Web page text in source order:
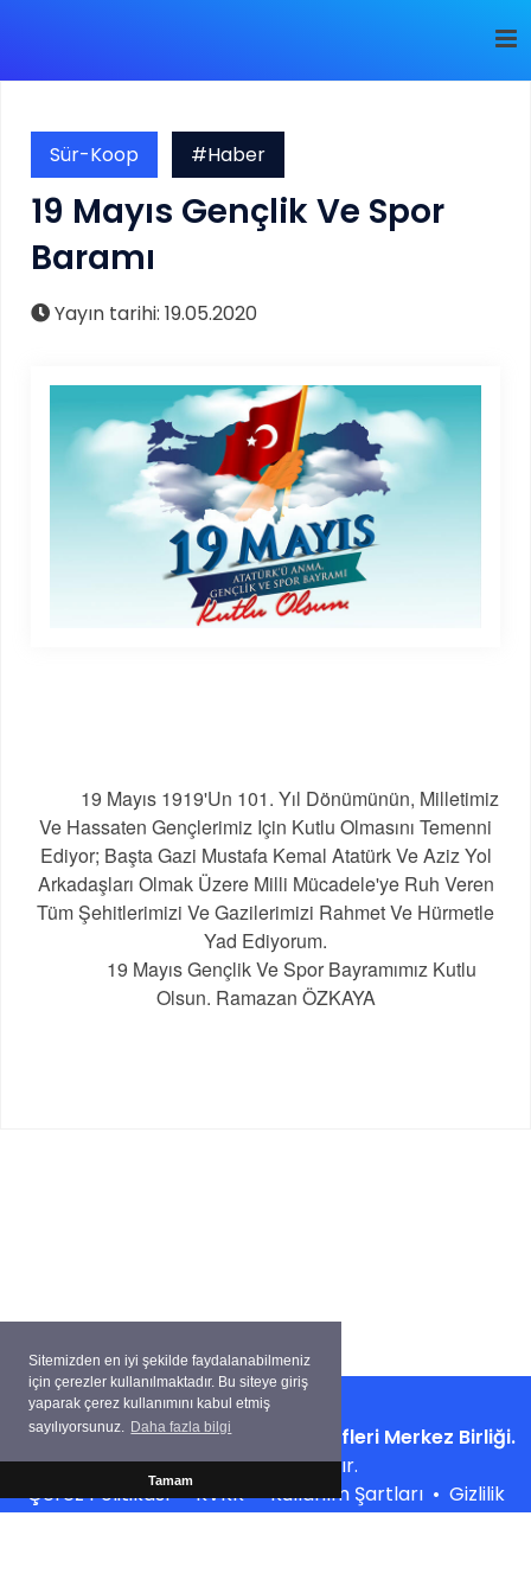
Sitemizden en iyi şekilde faydalanabilmeniz
için çerezler kullanılmaktadır. Bu siteye giriş
yaparak çerez kullanımını kabul etmiş
sayılıyorsunuz. Daha fazla bilgi
Tamam
Sür-Koop #Haber
19 Mayıs Gençlik Ve Spor
Baramı
Yayın tarihi: 19.05.2020
19 Mayıs 1919'un 101. Yıl Dönümünün, Milletimiz
Ve Hassaten Gençlerimiz Için Kutlu Olmasını Temenni
Ediyor; Başta Gazi Mustafa Kemal Atatürk Ve Aziz Yol
Arkadaşları Olmak Üzere Milli Mücadele'ye Ruh Veren
Tüm Şehitlerimizi Ve Gazilerimizi Rahmet Ve Hürmetle
Yad Ediyorum.
19 Mayıs Gençlik Ve Spor Bayramımız Kutlu
Olsun. Ramazan ÖZKAYA
Copyright ©Su Ürünleri Kooperatifleri Merkez Birliği.
Tüm hakları saklıdır.
Çerez Politikası•KVKK•Kullanım Şartları• Gizlilik